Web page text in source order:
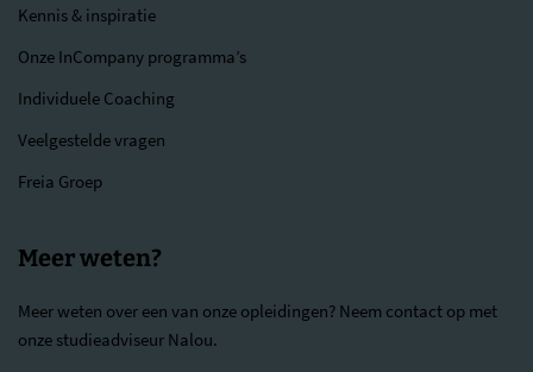
Kennis & inspiratie
Onze InCompany programma’s
Individuele Coaching
Veelgestelde vragen
Freia Groep
Meer weten?
Meer weten over een van onze opleidingen? Neem contact op met
onze studieadviseur Nalou.